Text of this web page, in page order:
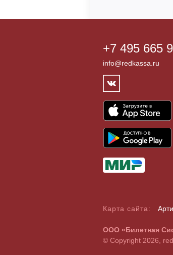
+7 495 665
info@redkassa.ru
Карта сайта:
A B C D E F G H I J K
0 1 2 3 4 5 6 7 8 9
ООО «Билетная
© Copyright 2026,